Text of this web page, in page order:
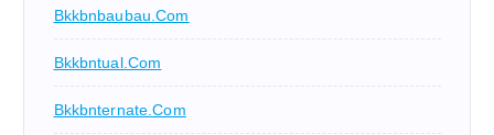
Bkkbnbaubau.com
Bkkbntual.com
Bkkbnternate.com